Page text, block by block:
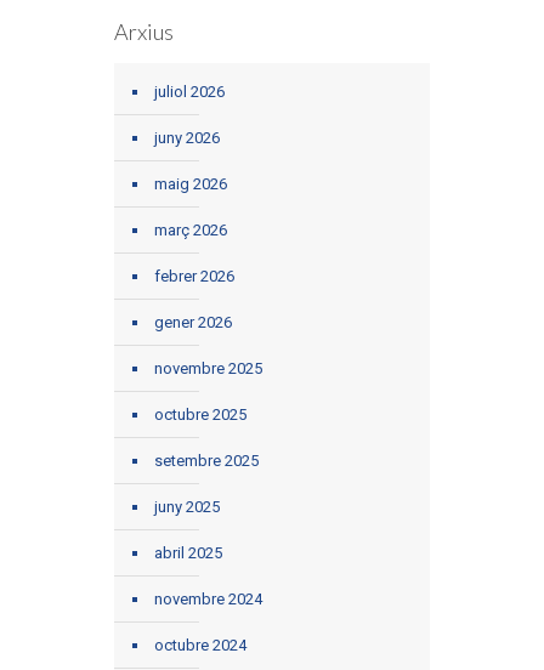
Arxius
juliol 2026
juny 2026
maig 2026
març 2026
febrer 2026
gener 2026
novembre 2025
octubre 2025
setembre 2025
juny 2025
abril 2025
novembre 2024
octubre 2024